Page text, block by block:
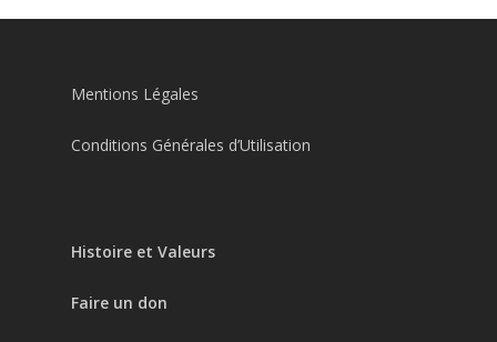
Mentions Légales
Conditions Générales d’Utilisation
Histoire et Valeurs
Faire un don